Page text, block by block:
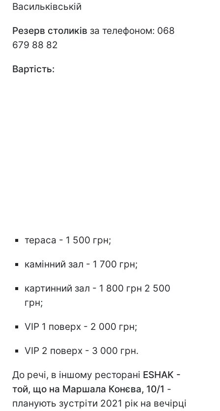
Васильківській
Резерв столиків за телефоном: 068
679 88 82
Вартість:
тераса - 1 500 грн;
камінний зал - 1 700 грн;
картинний зал - 1 800 грн 2 500
грн;
VIP 1 поверх - 2 000 грн;
VIP 2 поверх - 3 000 грн.
До речі, в іншому ресторані ESHAK -
той, що на Маршала Конєва, 10/1 -
планують зустріти 2021 рік на вечірці